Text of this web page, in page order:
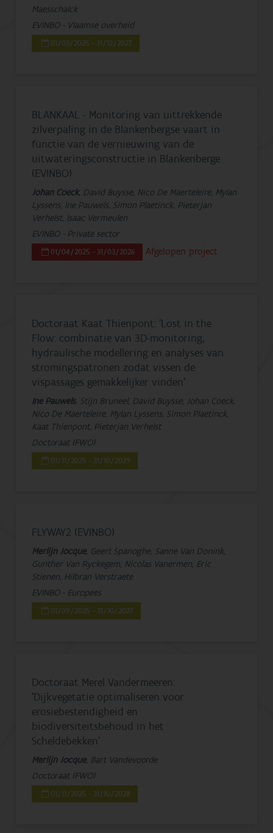
Maesschalck
EVINBO - Vlaamse overheid
01/03/2025 - 31/12/2027
BLANKAAL - Monitoring van uittrekkende
zilverpaling in de Blankenbergse vaart in
functie van de vernieuwing van de
uitwateringsconstructie in Blankenberge
(EVINBO)
Johan Coeck, David Buysse, Nico De Maerteleire, Mylan
Lyssens, Ine Pauwels, Simon Plaetinck, Pieterjan
Verhelst, Isaac Vermeulen
EVINBO - Private sector
01/04/2025 - 31/03/2026 Afgelopen project
Doctoraat Kaat Thienpont: 'Lost in the
Flow: combinatie van 3D-monitoring,
hydraulische modellering en analyses van
stromingspatronen zodat vissen de
vispassages gemakkelijker vinden'
Ine Pauwels, Stijn Bruneel, David Buysse, Johan Coeck,
Nico De Maerteleire, Mylan Lyssens, Simon Plaetinck,
Kaat Thienpont, Pieterjan Verhelst
Doctoraat (FWO)
01/11/2025 - 31/10/2029
FLYWAY2 (EVINBO)
Merlijn Jocque, Geert Spanoghe, Sanne Van Donink,
Gunther Van Ryckegem, Nicolas Vanermen, Eric
Stienen, Hilbran Verstraete
EVINBO - Europees
01/09/2025 - 31/10/2027
Doctoraat Merel Vandermeeren:
'Dijkvegetatie optimaliseren voor
erosiebestendigheid en
biodiversiteitsbehoud in het
Scheldebekken'
Merlijn Jocque, Bart Vandevoorde
Doctoraat (FWO)
01/11/2025 - 31/10/2028